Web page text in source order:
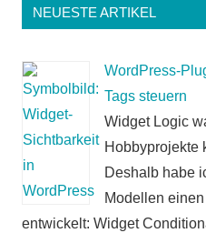
NEUESTE ARTIKEL
WordPress-
Tags steuern
Widget Logic
Hobbyprojekte
Deshalb habe
Modellen
entwickelt: Widget